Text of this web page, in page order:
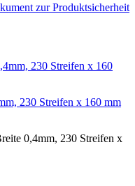
zur Produktsicherheit
230 Streifen x 160 mm
0,4mm, 230 Streifen x